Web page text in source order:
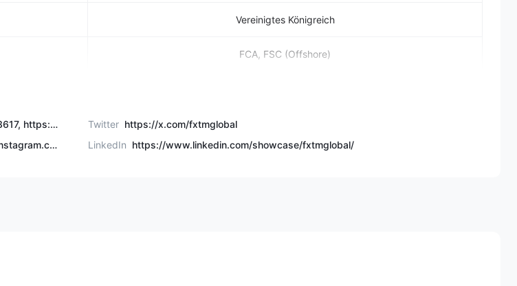
Vereinigtes Königreich
FCA, FSC (Offshore)
https://www.facebook.com/FXTM-Korea-189916104903617, https://www.facebook.com/fxtmar, https://www.facebook.com/fxtmcn, https://www.facebook.com/fxtmlatam/, https://www.facebook.com/fxtm.vi/, https://www.facebook.com/fxtmglobal Twitter https://x.com/fxtmglobal
https://www.instagram.com/fxtm.arabic/, https://www.instagram.com/fxtm_latam/, https://www.instagram.com/fxtmglobal/ LinkedIn https://www.linkedin.com/showcase/fxtmglobal/